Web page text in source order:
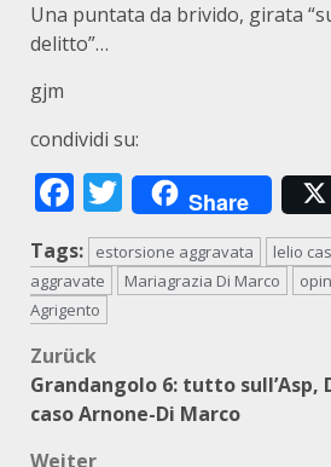
Una puntata da brivido, girata
delitto”…
gjm
condividi su:
Facebook
Twitter
Share
Tags: estorsione aggravata lelio
aggravate
Mariagrazia Di Marco
Agrigento
Beitragsnavigation
Zurück
Grandangolo 6: tutto sull’Asp,
caso Arnone-Di Marco
Weiter